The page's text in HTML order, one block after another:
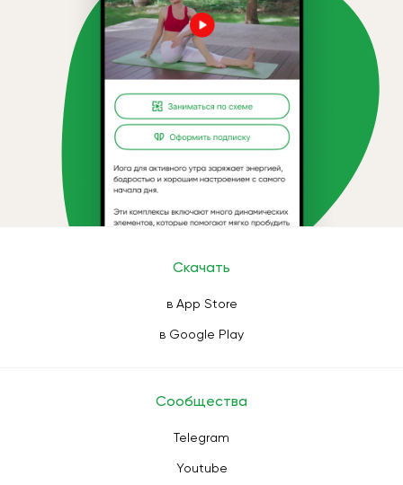
Скачать
в App Store
в Google Play
Сообщества
Telegram
Youtube